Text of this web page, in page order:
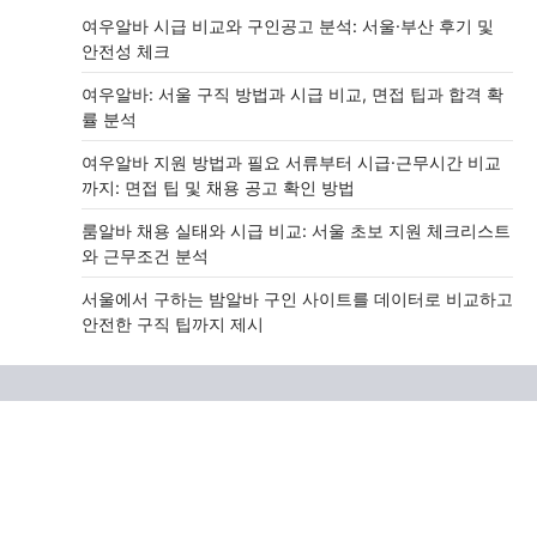
여우알바 시급 비교와 구인공고 분석: 서울·부산 후기 및
안전성 체크
여우알바: 서울 구직 방법과 시급 비교, 면접 팁과 합격 확
률 분석
여우알바 지원 방법과 필요 서류부터 시급·근무시간 비교
까지: 면접 팁 및 채용 공고 확인 방법
룸알바 채용 실태와 시급 비교: 서울 초보 지원 체크리스트
와 근무조건 분석
서울에서 구하는 밤알바 구인 사이트를 데이터로 비교하고
안전한 구직 팁까지 제시